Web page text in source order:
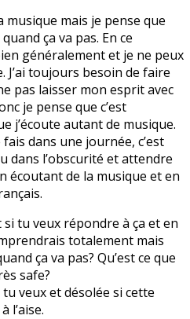
musique mais je pense que
ça va pas. En ce
généralement et je ne peux
J’ai toujours besoin de faire
pas laisser mon esprit avec
je pense que c’est
j’écoute autant de musique.
dans une journée, c’est
dans l’obscurité et attendre
écoutant de la musique et en
si tu veux répondre à ça et en
totalement mais
ça va pas? Qu’est ce que
safe?
veux et désolée si cette
l’aise.